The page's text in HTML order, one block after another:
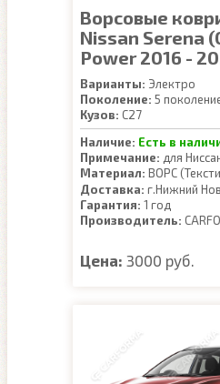
Ворсовые
Nissan Serena
Power 2016 -
Варианты: Электро
Поколение: 5
Кузов: C27
Наличие: Есть в
Примечание: для
Материал: ВОРС
Доставка: г.Нижний
Гарантия: 1 год
Производитель:
Цена: 3000 руб.